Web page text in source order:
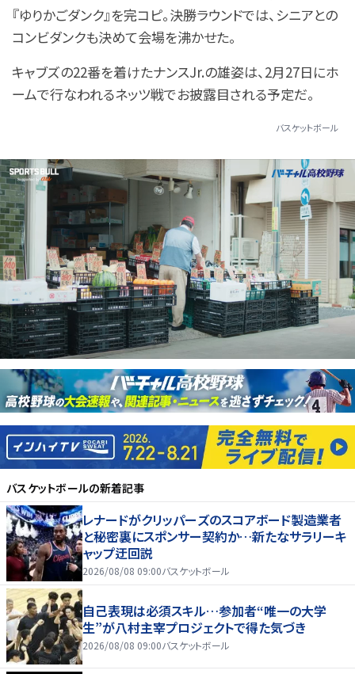
『ゆりかごダンク』を完コピ。決勝ラウンドでは、シニアとの
コンビダンクも決めて会場を沸かせた。
キャブズの22番を着けたナンスJr.の雄姿は、2月27日にホ
ームで行なわれるネッツ戦でお披露目される予定だ。
バスケットボール
バスケットボールの新着記事
レナードがクリッパーズのスコアボード製造業者
と秘密裏にスポンサー契約か‬…新たなサラリーキ
ャップ迂回説
2026/08/08 09:00バスケットボール
自己表現は必須スキル…参加者“唯一の大学
生”が八村主宰プロジェクトで得た気づき
2026/08/08 09:00バスケットボール